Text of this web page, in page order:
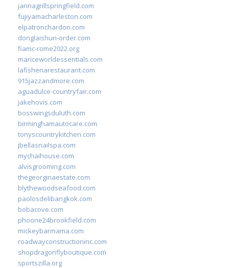
jannagrillspringfield.com
fujiyamacharleston.com
elpatronchardon.com
donglaishun-order.com
fiamc-rome2022.org
mariceworldessentials.com
lafisheriarestaurant.com
915jazzandmore.com
aguadulce-countryfair.com
jakehovis.com
bosswingsduluth.com
birminghamautocare.com
tonyscountrykitchen.com
jbellasnailspa.com
mychaihouse.com
alvisgrooming.com
thegeorginaestate.com
blythewoodseafood.com
paolosdelibangkok.com
bobacove.com
phoone24brookfield.com
mickeybarmama.com
roadwayconstructioninc.com
shopdragonflyboutique.com
sportszilla.org